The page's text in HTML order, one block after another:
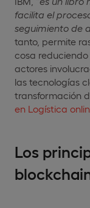
facilita el
seguimiento de
tanto, permite
cosa reduciendo
actores
las tecnologías
transformación
en Logística
Los